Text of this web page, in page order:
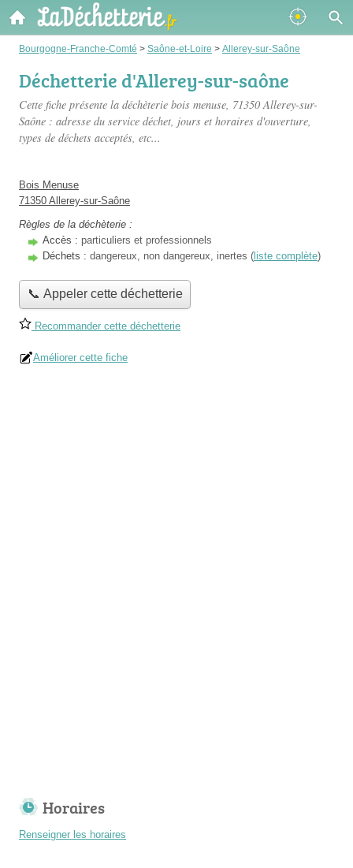
Bourgogne-Franche-Comté > Saône-et-Loire > Allerey-sur-Saône
Déchetterie d'Allerey-sur-saône
Cette fiche présente la déchèterie bois menuse, 71350 Allerey-sur-
Saône : adresse du service déchet, jours et horaires d'ouverture,
types de déchets acceptés, etc...
Bois Menuse
71350 Allerey-sur-Saône
Règles de la déchèterie :
Accès : particuliers et professionnels
Déchets : dangereux, non dangereux, inertes ( liste complète)
📞 Appeler cette déchetterie
Recommander cette déchetterie
Améliorer cette fiche
Horaires
Renseigner les horaires